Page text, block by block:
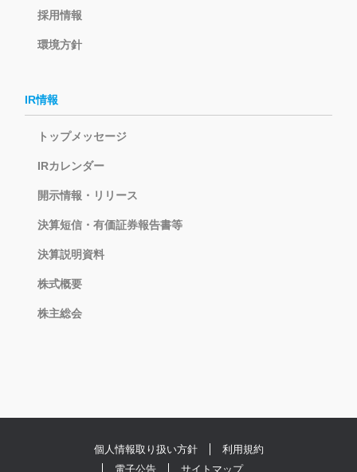
採用情報
環境方針
IR情報
トップメッセージ
IRカレンダー
開示情報・リリース
決算短信・有価証券報告書等
決算説明資料
株式概要
株主総会
個人情報取り扱い方針
利用規約
電子公告
サイトマップ